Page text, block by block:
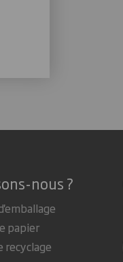
nous ?
papier
recyclage